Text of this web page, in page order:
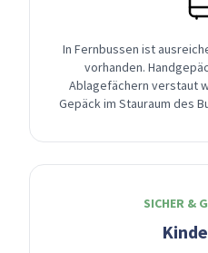
In Fernbussen ist
vorhanden.
Ablagefächern verstaut
Gepäck im Stauraum des
SICHER &